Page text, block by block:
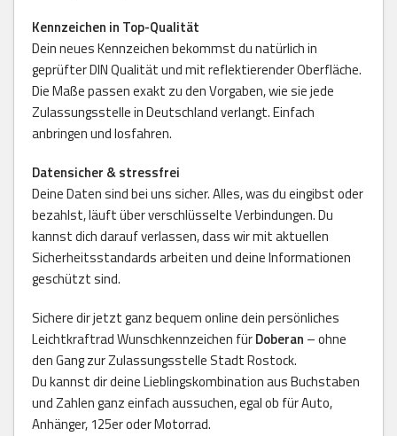
Kennzeichen in Top-Qualität
Dein neues Kennzeichen bekommst du natürlich in
geprüfter DIN Qualität und mit reflektierender Oberfläche.
Die Maße passen exakt zu den Vorgaben, wie sie jede
Zulassungsstelle in Deutschland verlangt. Einfach
anbringen und losfahren.
Datensicher & stressfrei
Deine Daten sind bei uns sicher. Alles, was du eingibst oder
bezahlst, läuft über verschlüsselte Verbindungen. Du
kannst dich darauf verlassen, dass wir mit aktuellen
Sicherheitsstandards arbeiten und deine Informationen
geschützt sind.
Sichere dir jetzt ganz bequem online dein persönliches
Leichtkraftrad Wunschkennzeichen fürDoberan – ohne
den Gang zur Zulassungsstelle Stadt Rostock.
Du kannst dir deine Lieblingskombination aus Buchstaben
und Zahlen ganz einfach aussuchen, egal ob für Auto,
Anhänger, 125er oder Motorrad.